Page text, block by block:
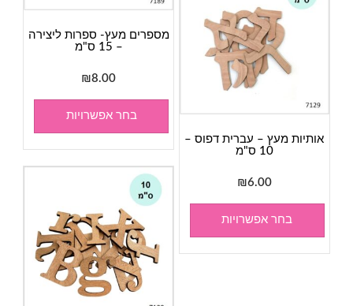
המוצרמספרים מעץ- ספרות ליצירה
– 15 ס"מ
₪8.00
בחר אפשרויות
אותיות מעץ – עברית דפוס –
10 ס"מ
₪6.00
בחר אפשרויות